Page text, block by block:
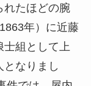
れたほどの腕
年）に近藤
士組として上
なりまし